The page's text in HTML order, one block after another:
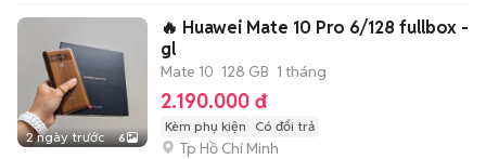
2 ngày trước 6
🔥 Huawei Mate 10 Pro 6/128 fullbox -
gl
Mate 10 128 GB 1 tháng
2.190.000 đ
Kèm phụ kiện Có đổi trả
Tp Hồ Chí Minh